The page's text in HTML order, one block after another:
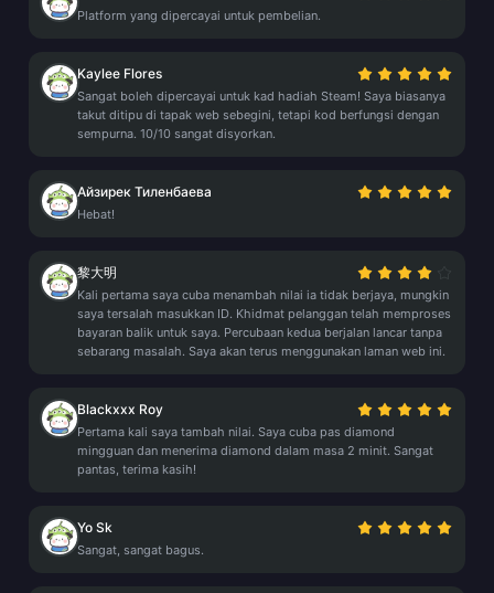
Platform yang dipercayai untuk pembelian.
Kaylee Flores
Sangat boleh dipercayai untuk kad hadiah Steam! Saya biasanya
takut ditipu di tapak web sebegini, tetapi kod berfungsi dengan
sempurna. 10/10 sangat disyorkan.
Айзирек Тиленбаева
Hebat!
黎大明
Kali pertama saya cuba menambah nilai ia tidak berjaya, mungkin
saya tersalah masukkan ID. Khidmat pelanggan telah memproses
bayaran balik untuk saya. Percubaan kedua berjalan lancar tanpa
sebarang masalah. Saya akan terus menggunakan laman web ini.
Blackxxx Roy
Pertama kali saya tambah nilai. Saya cuba pas diamond
mingguan dan menerima diamond dalam masa 2 minit. Sangat
pantas, terima kasih!
Yo Sk
Sangat, sangat bagus.